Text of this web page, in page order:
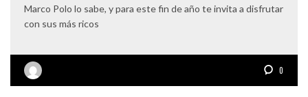
Marco Polo lo sabe, y para este fin de año te invita a disfrutar
con sus más ricos
0